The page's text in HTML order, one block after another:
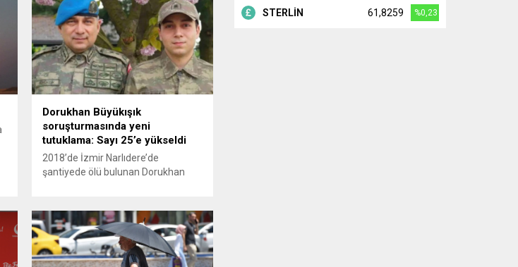
Dorukhan Büyükışık
soruşturmasında yeni
tutuklama: Sayı 25’e yükseldi
2018’de İzmir Narlıdere’de
şantiyede ölü bulunan Dorukhan
artmaya devam ediyor. Son olarak
Olay Yeri İnceleme Büro Amiri
Atakan Kaçar’ın da tutuklanmasıyla
dosyadaki tutuklu sayısı 25’e
STERLİN 61,8259 %0,23